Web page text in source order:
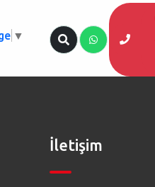
▼
İletişim